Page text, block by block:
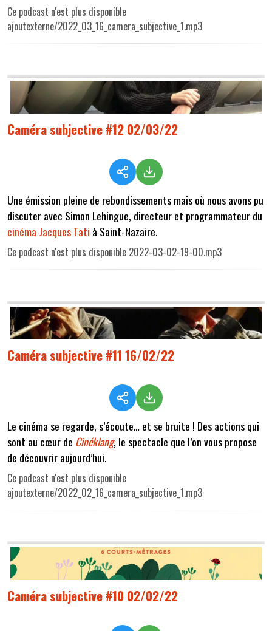
Ce podcast n'est plus disponible
ajoutexterne/2022_03_16_camera_subjective_1.mp3
Caméra subjective #12 02/03/22
Une émission pleine de rebondissements mais où nous avons pu
discuter avec Simon Lehingue, directeur et programmateur du
cinéma Jacques Tati à Saint-Nazaire.
Ce podcast n'est plus disponible 2022-03-02-19-00.mp3
Caméra subjective #11 16/02/22
Le cinéma se regarde, s’écoute… et se bruite ! Des actions qui
sont au cœur de Cinéklang, le spectacle que l’on vous propose
de découvrir aujourd’hui.
Ce podcast n'est plus disponible
ajoutexterne/2022_02_16_camera_subjective_1.mp3
Caméra subjective #10 02/02/22